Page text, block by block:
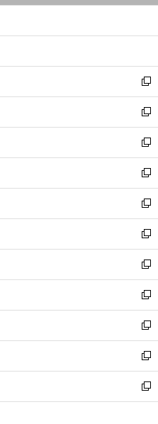
ン
ウ
開
く
新
し
い
ウ
ィ
ン
ド
ウ
で
開
く
新
し
い
ウ
ィ
ン
ド
ウ
で
開
く
新
し
い
ウ
ィ
ン
ド
ウ
で
開
く
新
し
い
ウ
ィ
ン
ド
ウ
で
開
く
新
し
い
ウ
ィ
ン
ド
ウ
で
開
く
新
し
い
ウ
ィ
ン
ド
ウ
で
開
く
新
し
い
ウ
ィ
ン
ド
ウ
で
開
新
し
い
ウ
ィ
ン
ド
ウ
新
し
い
ウ
ィ
ン
新
し
い
ウ
新
し